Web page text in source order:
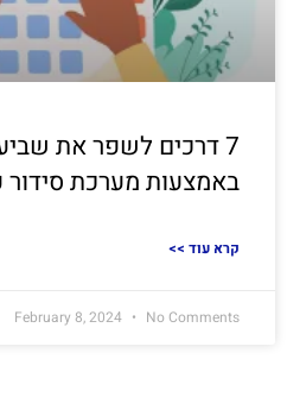
7 דרכים לשפר את
באמצעות מערכת סידור
<< קרא עוד
February 8, 2024 No Comments